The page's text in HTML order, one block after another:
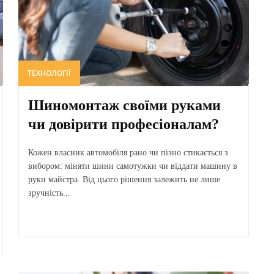
ТЕХНОЛОГІЇ
Шиномонтаж своїми руками
чи довірити професіоналам?
Кожен власник автомобіля рано чи пізно стикається з
вибором: міняти шини самотужки чи віддати машину в
руки майстра. Від цього рішення залежить не лише
зручність...